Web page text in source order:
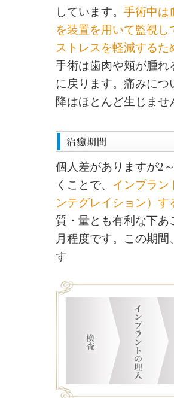
しています。 手術中は
を装置を用いて監視
ストレスを軽減する
手術は歯肉や頬が腫れ
に戻ります。痛みに
降はほとんど生じませ
個人差がありますが2
くことで、 インプラン
ンテグレイション）す
質・量とも有利な下あ
月程度です。この期
す